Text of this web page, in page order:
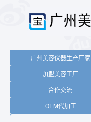
广州美容仪器生产厂家
加盟美容工厂
合作交流
OEM代加工